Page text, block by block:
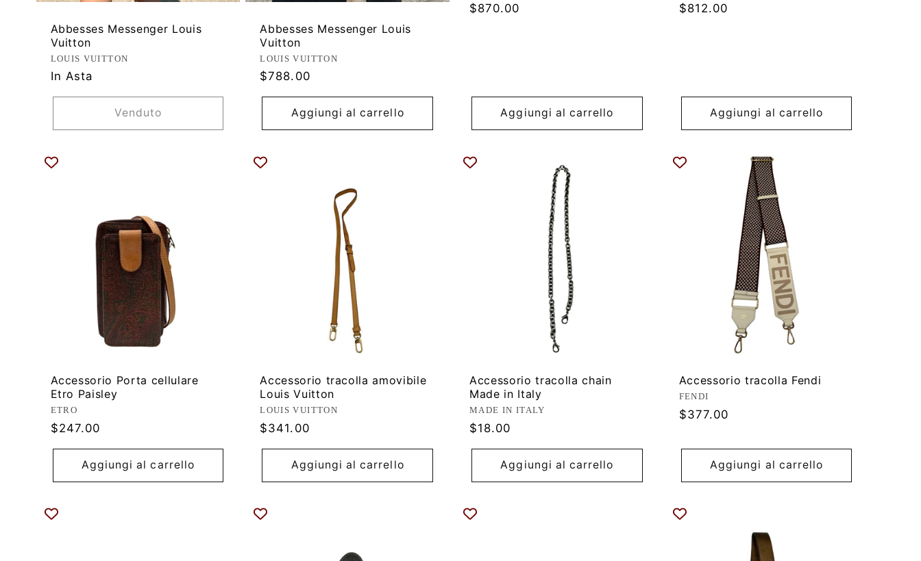
Abbesses Messenger Louis
Vuitton
Produttore:
LOUIS VUITTON
In Asta
Venduto
Abbesses Messenger Louis
Vuitton
Produttore:
LOUIS VUITTON
Prezzo
listino
$788.00
Aggiungi al carrello
Prezzo
$870.00
Aggiungi al carrello
Prezzo
$812.00
Aggiungi al carrello
Accessorio Porta cellulare
Etro Paisley
Produttore:
ETRO
Prezzo
listino
$247.00
Aggiungi al carrello
Accessorio tracolla amovibile
Louis Vuitton
Produttore:
LOUIS VUITTON
Prezzo
listino
$341.00
Aggiungi al carrello
Accessorio tracolla chain
Made in Italy
Produttore:
MADE IN ITALY
Prezzo
listino
$18.00
Aggiungi al carrello
Accessorio tracolla Fendi
Produttore:
FENDI
Prezzo
listino
$377.00
Aggiungi al carrello